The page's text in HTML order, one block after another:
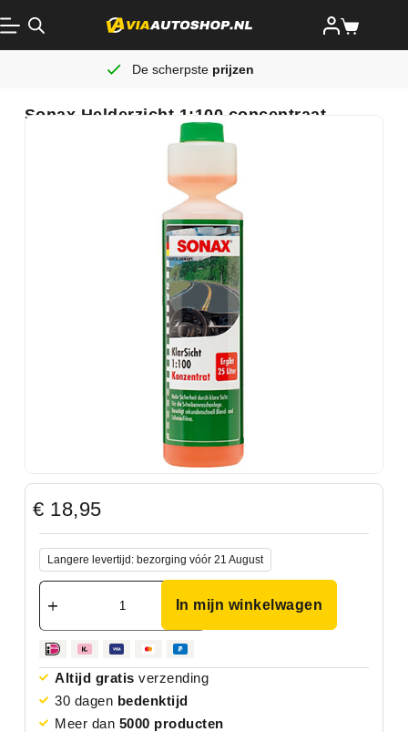
De scherpste prijzen
Sonax Helderzicht 1:100 concentraat
€ 18,95
Langere levertijd: bezorging vóór 21 August
In mijn winkelwagen
Altijd gratis verzending
30 dagen bedenktijd
Meer dan 5000 producten